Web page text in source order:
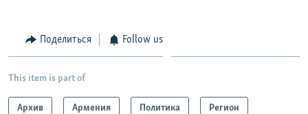
Поделиться Follow us
This item is part of
Архив Армения Политика Регион